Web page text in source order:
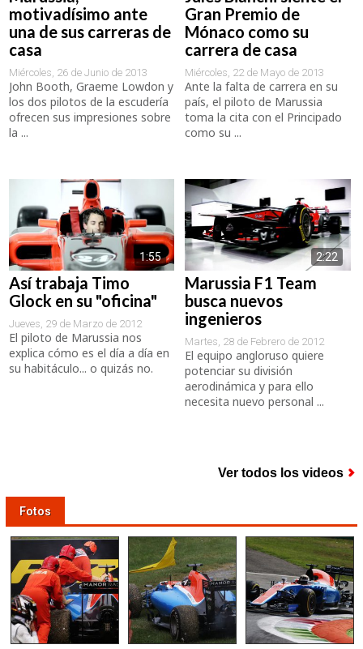
motivadísimo ante
una de sus carreras de
casa
Miércoles, 26 de Junio de 2013
John Booth, Graeme Lowdon y
los dos pilotos de la escudería
ofrecen sus impresiones sobre
la ...
Gran Premio de
Mónaco como su
carrera de casa
Miércoles, 22 de Mayo de 2013
Ante la falta de carrera en su
país, el piloto de Marussia
toma la cita con el Principado
como su ...
1:55
Así trabaja Timo
Glock en su "oficina"
Jueves, 29 de Marzo de 2012
El piloto de Marussia nos
explica cómo es el día a día en
su habitáculo... o quizás no.
2:22
Marussia F1 Team
busca nuevos
ingenieros
Martes, 28 de Febrero de 2012
El equipo angloruso quiere
potenciar su división
aerodinámica y para ello
necesita nuevo personal ...
Ver todos los videos
Fotos